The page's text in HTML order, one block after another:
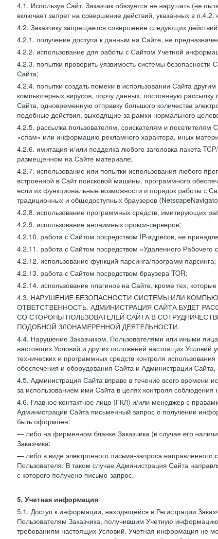
4.1. Используя Сайт, Заказчик обязуется не нарушать (не
включает запрет на совершение действий, указанных в
4.2. Заказчику запрещается совершение следующих
4.2.1. получение доступа к данным на Сайте, не
4.2.2. использование для работы с Сайтом Учетной
4.2.3. попытки проверить уязвимость системы
Сайта;
4.2.4. попытки создать помехи в использовании Сайта
компьютерных вирусов, порчу данных, постоянную
Сайта, одновременную отправку большого количества
подобные действия, выходящие за рамки нормального
4.2.5. рассылка пользователям, соискателям и
«спам» или информацию рекламного характера, иных
4.2.6. имитация и/или подделка любого заголовка пакета
размещенном на Сайте материале;
4.2.7. использование или попытки использования любого
встроенной в Сайт поисковой машины, программного
если их функциональные возможности и порядок работы с
традиционных и общедоступных браузеров
4.2.8. использование программных средств, имитирующих
4.2.9. использование анонимных прокси-серверов;
4.2.10. работа с Сайтом посредством IP-адресов, не
4.2.11. работа с Сайтом посредством «Удаленного Рабочего
4.2.12. использование функций парсинга/программ парсинга;
4.2.13. работа с Сайтом посредством браузера TOR;
4.2.14. использование плагинов на Сайте, кроме тех,
4.3. НАРУШЕНИЕ БЕЗОПАСНОСТИ СИСТЕМЫ ИЛИ
ОТВЕТСТВЕННОСТЬ. АДМИНИСТРАЦИЯ САЙТА БУДЕТ
СО СТОРОНЫ ПОЛЬЗОВАТЕЛЕЙ САЙТА В
ПОДОБНОЙ ЗЛОНАМЕРЕННОЙ ДЕЯТЕЛЬНОСТИ.
4.4. Нарушение Заказчиком, Пользователями или иными
настоящих Условий и других положений настоящих Условий
технических и программных средств контроля
обеспечения и оборудования Сайта и Администрации
4.5. Администрация Сайта вправе в течение всего времени
за использованием ими Сайта в целях контроля
4.6. Главное контактное лицо (ГКЛ) и/или менеджер с
Администрации Сайта письменный запрос о получении
быть оформлен:
— либо на фирменном бланке Заказчика (в случае его
Заказчика;
— либо в виде электронного письма-запроса направленного
Пользователя. В таком случае Администрация Сайта
с которого получено письмо-запрос.
5. Учетная информация
5.1. Доступ к информации, находящейся в Регистрации
Пользователям Заказчика, получившим Учетную
требованиям настоящих Условий. Учетная информация не